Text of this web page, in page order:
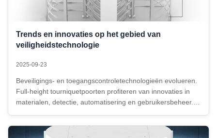
Trends en innovaties op het gebied van
veiligheidstechnologie
2025-09-23
Beveiligings- en toegangscontroletechnologieën evolueren.
Full-height tourniquetpoorten profiteren van innovaties in
materialen, detectie, automatisering en gebruikersbeheer.
we ...